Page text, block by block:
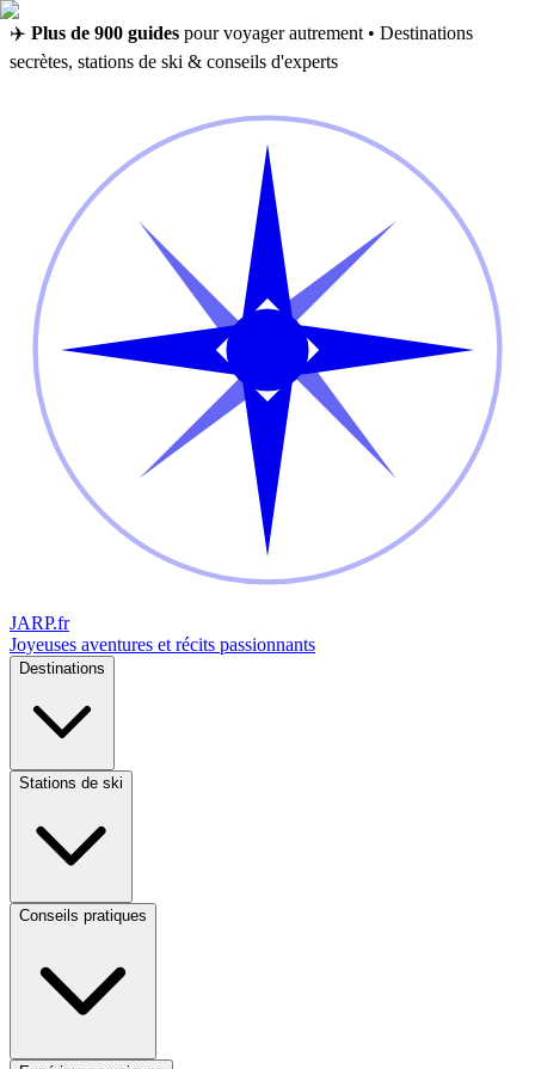
✈️ Plus de 900 guides pour voyager autrement • Destinations
secrètes, stations de ski & conseils d'experts
JARP.fr
Joyeuses aventures et récits passionnants
Destinations
Stations de ski
Conseils pratiques